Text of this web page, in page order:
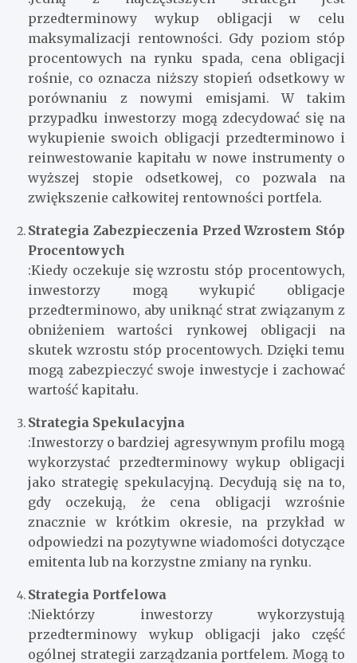
przedterminowy wykup obligacji w celu
maksymalizacji rentowności. Gdy poziom stóp
procentowych na rynku spada, cena obligacji
rośnie, co oznacza niższy stopień odsetkowy w
porównaniu z nowymi emisjami. W takim
przypadku inwestorzy mogą zdecydować się na
wykupienie swoich obligacji przedterminowo i
reinwestowanie kapitału w nowe instrumenty o
wyższej stopie odsetkowej, co pozwala na
zwiększenie całkowitej rentowności portfela.
Strategia Zabezpieczenia Przed Wzrostem Stóp
Procentowych
:Kiedy oczekuje się wzrostu stóp procentowych,
inwestorzy mogą wykupić obligacje
przedterminowo, aby uniknąć strat związanym z
obniżeniem wartości rynkowej obligacji na
skutek wzrostu stóp procentowych. Dzięki temu
mogą zabezpieczyć swoje inwestycje i zachować
wartość kapitału.
Strategia Spekulacyjna
:Inwestorzy o bardziej agresywnym profilu mogą
wykorzystać przedterminowy wykup obligacji
jako strategię spekulacyjną. Decydują się na to,
gdy oczekują, że cena obligacji wzrośnie
znacznie w krótkim okresie, na przykład w
odpowiedzi na pozytywne wiadomości dotyczące
emitenta lub na korzystne zmiany na rynku.
Strategia Portfelowa
:Niektórzy inwestorzy wykorzystują
przedterminowy wykup obligacji jako część
ogólnej strategii zarządzania portfelem. Mogą to